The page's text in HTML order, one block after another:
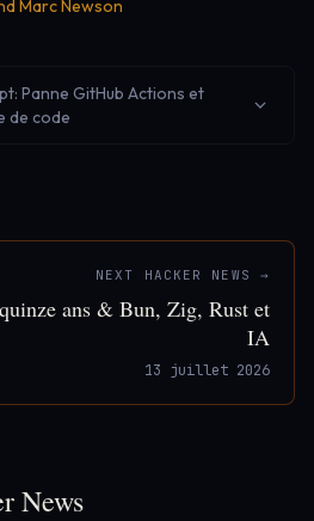
Marc Newson
Panne GitHub Actions et
de code
NEXT HACKER NEWS →
ans & Bun, Zig, Rust et
IA
13 juillet 2026
News